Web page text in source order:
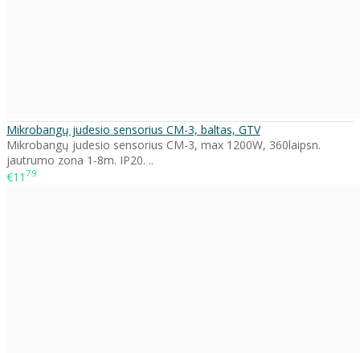
Mikrobangų judesio sensorius CM-3, baltas, GTV
Mikrobangų judesio sensorius CM-3, max 1200W, 360laipsn.
jautrumo zona 1-8m. IP20. ..
€11 79